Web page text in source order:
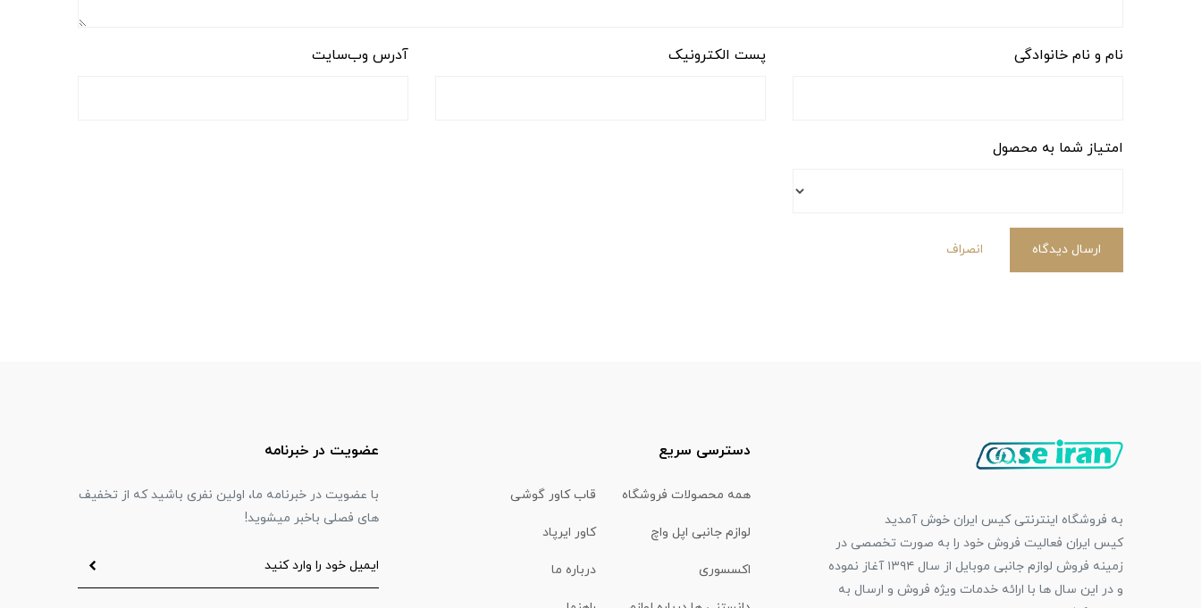
نام و نام خانوادگی پست الکترونیک آدرس وب‌سایت
امتیاز شما به محصول
ارسال دیدگاه انصراف
به فروشگاه اینترنتی کیس ایران خوش آمدید
کیس ایران فعالیت فروش خود را به صورت تخصصی در
زمینه فروش لوازم جانبی موبایل از سال ۱۳۹۴ آغاز نموده
و در این سال ها با ارائه خدمات ویژه فروش و ارسال به
دسترسی سریع
همه محصولات فروشگاه قاب کاور گوشی
لوازم جانبی اپل واچ کاور ایرپاد
اکسسوری درباره ما
عضویت در خبرنامه
با عضویت در خبرنامه ما، اولین نفری باشید که از تخفیف
های فصلی باخبر میشوید!